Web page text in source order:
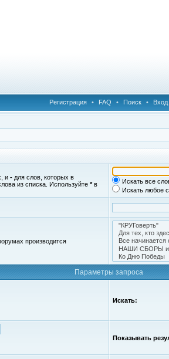
Регистрация • FAQ • Поиск • Вход
и - для слов, которых в
из списка. Используйте *в
Искать все
Искать любое
производится
Параметры запроса
Искать:
Показывать